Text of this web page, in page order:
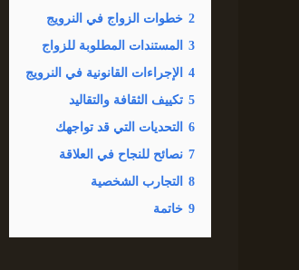
2 خطوات الزواج في النرويج
3
المستندات المطلوبة للزواج
4
الإجراءات القانونية في النرويج
5 تكييف الثقافة والتقاليد
6
التحديات التي قد تواجهك
7 نصائح للنجاح في العلاقة
8
التجارب الشخصية
9 خاتمة